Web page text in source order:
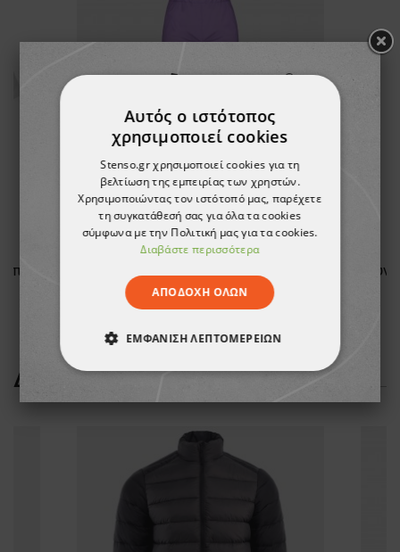
11,16 €
ΔΕΊΤΕ ΠΕΡΙΣΣΌΤΕΡΑ
Αυτός ο ιστότοπος
χρησιμοποιεί cookies
Stenso.gr χρησιμοποιεί cookies για τη
βελτίωση της εμπειρίας των χρηστών.
Χρησιμοποιώντας τον ιστότοπό μας, παρέχετε
τη συγκατάθεσή σας για όλα τα cookies
σύμφωνα με την Πολιτική μας για τα cookies.
Διαβάστε περισσότερα
ΑΠΟΔΟΧΉ ΌΛΩΝ
ΕΜΦΆΝΙΣΗ ΛΕΠΤΟΜΕΡΕΙΏΝ
ΑΠΟΛΎΤΩΣ ΑΠΑΡΑΊΤΗΤΑ
ΛΕΙΤΟΥΡΓΙΚΌΤΗΤΑΣ
ΜΗ ΤΑΞΙΝΟΜΗΜΈΝΑ